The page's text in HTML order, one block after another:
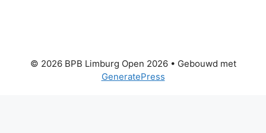
© 2026 BPB Limburg Open 2026• Gebouwd met
GeneratePress